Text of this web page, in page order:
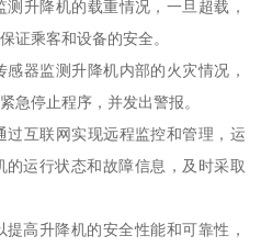
升降机的载重情况，一旦超载，
证乘客和设备的安全。
器监测升降机内部的火灾情况，
急停止程序，并发出警报。
过互联网实现远程监控和管理，运
运行状态和故障信息，及时采取
高升降机的安全性能和可靠性，